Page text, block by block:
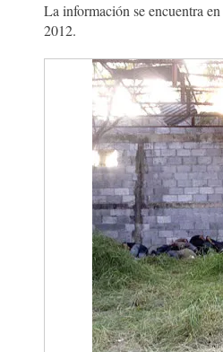
La información se encuentra
2012.